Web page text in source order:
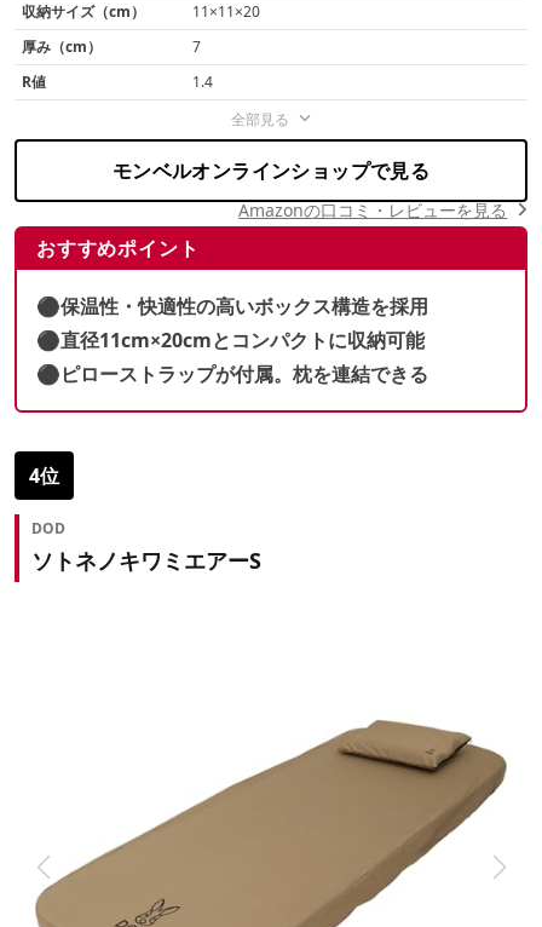
収納サイズ（cm）
11×11×20
厚み（cm）
7
R値
1.4
全部見る
モンベルオンラインショップで見る
おすすめポイント
⚫︎保温性・快適性の高いボックス構造を採用
⚫︎直径11cm×20cmとコンパクトに収納可能
⚫︎ピローストラップが付属。枕を連結できる
Amazonの口コミ・レビューを見る
4位
DOD
ソトネノキワミエアーS